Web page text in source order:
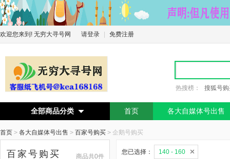
欢迎您来到! 无穷大寻号网 请登录 免费注册
热搜榜： 搜狐号
全部商品分类  首页 各大自媒体号出售
首页 > 各大自媒体号出售 > 百家号购买 > 企鹅号购买
百家号购买 商品共0件
您已选择： 140 - 160